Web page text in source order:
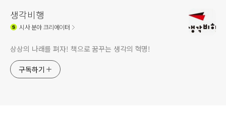
생각비행
시사분야 크리에이터
상상의 나래를 펴자! 책으로 꿈꾸는 생각의 혁명!
구독하기